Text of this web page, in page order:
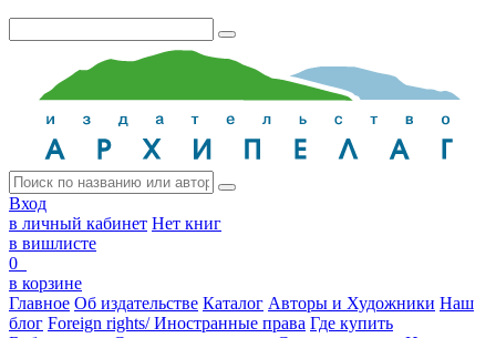
Вход
в личный кабинет Нет книг
в вишлисте
0
в корзине
Главное Об издательстве Каталог Авторы и Художники Наш
блог Foreign rights/ Иностранные права Где купить